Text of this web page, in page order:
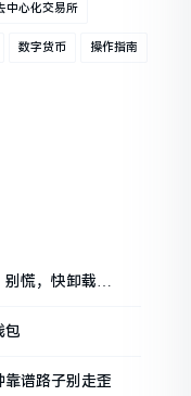
中心化交易所
数字货币 操作指南
慌，快卸载，
包
谱路子别走歪